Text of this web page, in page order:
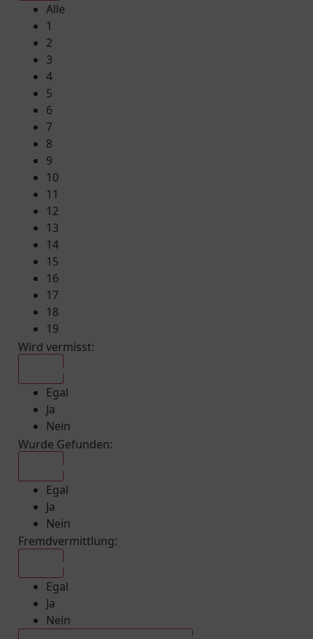
Alle
1
2
3
4
5
6
7
8
9
10
11
12
13
14
15
16
17
18
19
Wird vermisst:
Egal
Ja
Nein
Wurde Gefunden:
Egal
Ja
Nein
Fremdvermittlung:
Egal
Ja
Nein